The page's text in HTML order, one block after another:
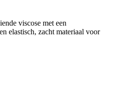
viscose met een
elastisch, zacht materiaal voor